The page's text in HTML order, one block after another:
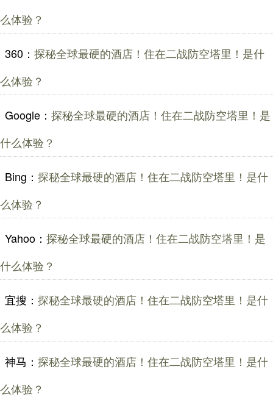
么体验？
360： 探秘全球最硬的酒店！住在二战防空塔里！是什
么体验？
Google： 探秘全球最硬的酒店！住在二战防空塔里！是
什么体验？
Bing： 探秘全球最硬的酒店！住在二战防空塔里！是什
么体验？
Yahoo： 探秘全球最硬的酒店！住在二战防空塔里！是
什么体验？
宜搜： 探秘全球最硬的酒店！住在二战防空塔里！是什
么体验？
神马： 探秘全球最硬的酒店！住在二战防空塔里！是什
么体验？